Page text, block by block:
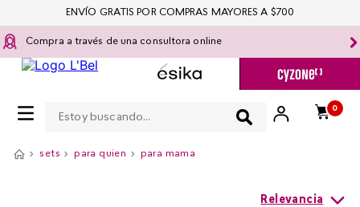
Compra a través de una consultora online
0
ENVÍO GRATIS POR COMPRAS MAYORES A $700
sets para quien para mama
Relevancia